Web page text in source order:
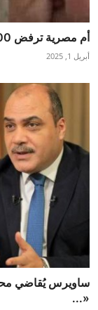
أم مصرية ترفض 100 مليون جنيه لإنقاذ قاتل ابنها السعودي
أبريل 1, 2025
ساويرس يُقاضي
«...